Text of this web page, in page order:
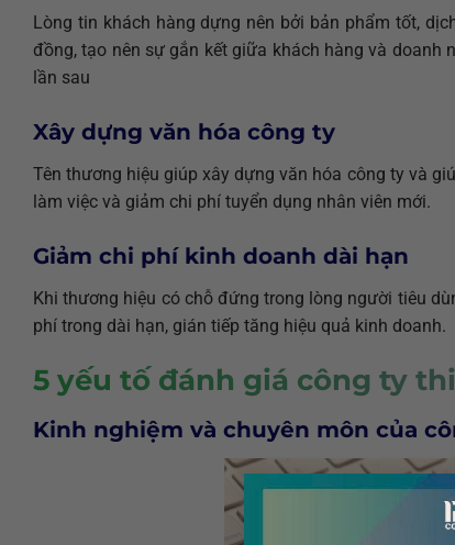
Lòng tin khách hàng dựng nên bởi bản phẩm tốt,
đồng, tạo nên sự gắn kết giữa khách hàng và doanh
lần sau
Xây dựng văn hóa công ty
Tên thương hiệu giúp xây dựng văn hóa công ty và
làm việc và giảm chi phí tuyển dụng nhân viên mới.
Giảm chi phí kinh doanh dài hạn
Khi thương hiệu có chỗ đứng trong lòng người tiêu
phí trong dài hạn, gián tiếp tăng hiệu quả kinh doanh.
5 yếu tố đánh giá công ty
Kinh nghiệm và chuyên môn của